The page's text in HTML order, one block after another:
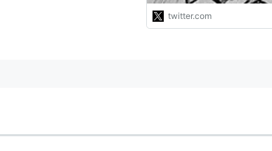
た。今の私は「劣等感を持
つ…
twitter.com